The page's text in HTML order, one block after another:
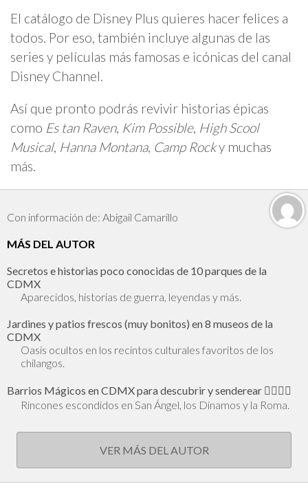
El catálogo de Disney Plus quieres hacer felices a
todos. Por eso, también incluye algunas de las
series y películas más famosas e icónicas del canal
Disney Channel.
Así que pronto podrás revivir historias épicas
como Es tan Raven, Kim Possible, High Scool
Musical, Hanna Montana, Camp Rocky muchas
más.
Con información de: Abigail Camarillo
MÁS DEL AUTOR
Secretos e historias poco conocidas de 10 parques de la
CDMX
Aparecidos, historias de guerra, leyendas y más.
Jardines y patios frescos (muy bonitos) en 8 museos de la
CDMX
Oasis ocultos en los recintos culturales favoritos de los
chilangos.
Barrios Mágicos en CDMX para descubrir y senderear 🕵🏻‍♂️✨
Rincones escondidos en San Ángel, los Dinamos y la Roma.
VER MÁS DEL AUTOR